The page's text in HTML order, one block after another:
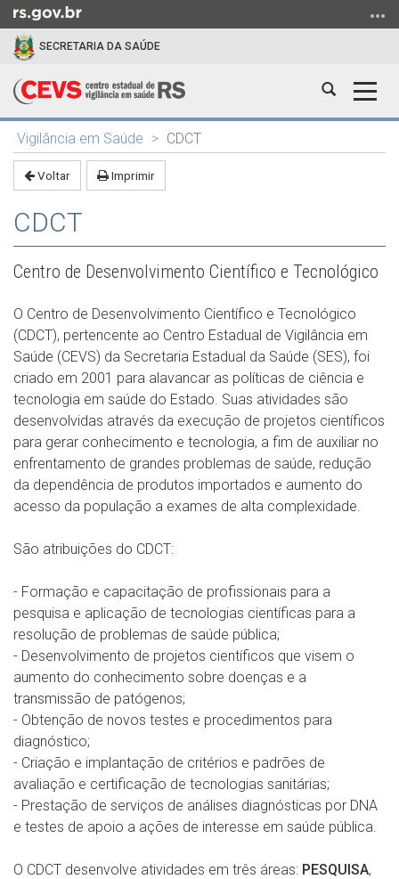
para
para
menu
busca
SECRETARIA DA SAÚDE
Abrir
Início
do
conteúdo
Vigilância em Saúde CDCT
Voltar Imprimir
CDCT
Centro de Desenvolvimento Científico e Tecnológico
O Centro de Desenvolvimento Científico e Tecnológico
(CDCT), pertencente ao Centro Estadual de Vigilância em
Saúde (CEVS) da Secretaria Estadual da Saúde (SES), foi
criado em 2001 para alavancar as políticas de ciência e
tecnologia em saúde do Estado. Suas atividades são
desenvolvidas através da execução de projetos científicos
para gerar conhecimento e tecnologia, a fim de auxiliar no
enfrentamento de grandes problemas de saúde, redução
da dependência de produtos importados e aumento do
acesso da população a exames de alta complexidade.
São atribuições do CDCT:
- Formação e capacitação de profissionais para a
pesquisa e aplicação de tecnologias científicas para a
resolução de problemas de saúde pública;
- Desenvolvimento de projetos científicos que visem o
aumento do conhecimento sobre doenças e a
transmissão de patógenos;
- Obtenção de novos testes e procedimentos para
diagnóstico;
- Criação e implantação de critérios e padrões de
avaliação e certificação de tecnologias sanitárias;
- Prestação de serviços de análises diagnósticas por DNA
e testes de apoio a ações de interesse em saúde pública.
O CDCT desenvolve atividades em três áreas: PESQUISA,